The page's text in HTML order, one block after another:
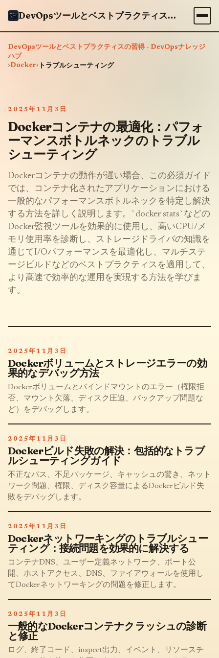
DevOpsツールとベストプラクティスの習得 - DevOpsナレッジハブ
DevOpsツールとベストプラクティスの習得 - DevOpsナレッジ
ハブ
›Docker› トラブルシューティング
2025年11月3日
Dockerコンテナの最適化：パフォ
ーマンスボトルネックのトラブル
シューティング
Dockerコンテナの動作が遅い場合、この必須ガイド
では、コンテナ化されたアプリケーションにおける
一般的なパフォーマンスボトルネックを特定し解決
する方法を詳しく説明します。`docker stats`などの
Docker監視ツールを効果的に使用し、高いCPU/メ
モリ使用率を診断し、ストレージドライバの知識を
通じてI/Oパフォーマンスを最適化し、マルチステ
ージビルドなどのベストプラクティスを適用して、
より高速で効率的な運用を実現する方法を学びま
す。
2025年11月3日
Dockerボリュームとストレージエラーの効
果的なデバッグ方法
Dockerボリュームとバインドマウントのエラー（権限拒
否、マウント欠落、ディスク圧迫、バックアップ問題な
ど）をデバッグします。
2025年11月3日
Dockerビルド失敗の解決：包括的なトラブ
ルシューティングガイド
不正なパス、不足パッケージ、キャッシュの驚き、ネット
ワーク問題、権限、ディスク容量によるDockerビルド失
敗をデバッグします。
2025年11月3日
Dockerネットワーキングのトラブルシュー
ティング：接続問題を効果的に解決する
コンテナDNS、ユーザー定義ネットワーク、ポート公
開、ホストアクセス、DNS、ファイアウォールを使用し
てDockerネットワーキングの問題を修正します。
2025年11月3日
一般的なDockerコンテナクラッシュの診断
と修正
ログ、終了コード、inspect出力、イベント、リソースチ